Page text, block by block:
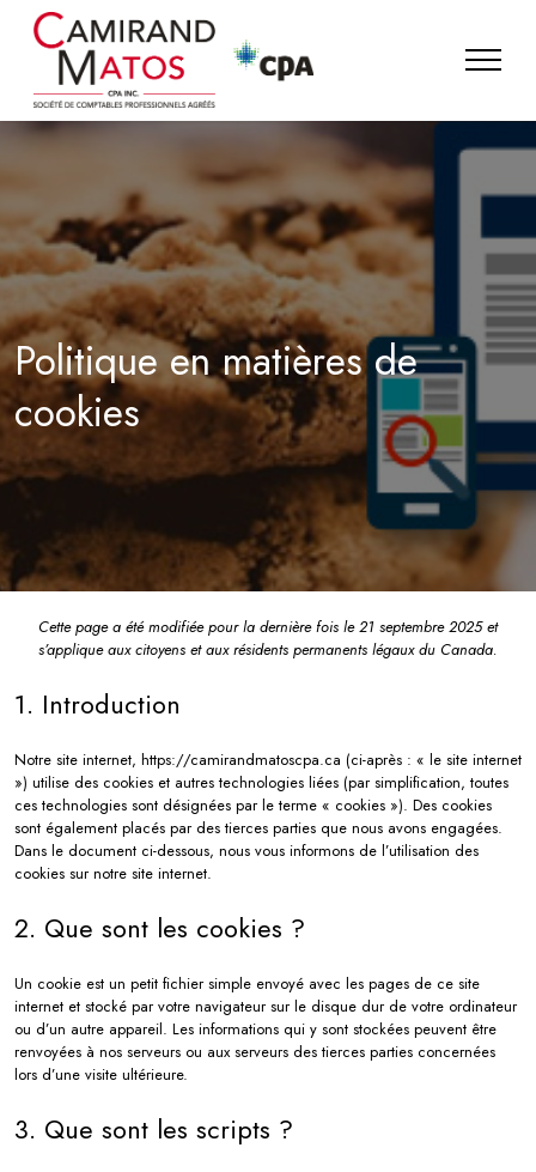
Politique en matières de
cookies
Cette page a été modifiée pour la dernière fois le 21 septembre 2025 et
s’applique aux citoyens et aux résidents permanents légaux du Canada.
1. Introduction
Notre site internet, https://camirandmatoscpa.ca (ci-après : « le site internet
») utilise des cookies et autres technologies liées (par simplification, toutes
ces technologies sont désignées par le terme « cookies »). Des cookies
sont également placés par des tierces parties que nous avons engagées.
Dans le document ci-dessous, nous vous informons de l’utilisation des
cookies sur notre site internet.
2. Que sont les cookies ?
Un cookie est un petit fichier simple envoyé avec les pages de ce site
internet et stocké par votre navigateur sur le disque dur de votre ordinateur
ou d’un autre appareil. Les informations qui y sont stockées peuvent être
renvoyées à nos serveurs ou aux serveurs des tierces parties concernées
lors d’une visite ultérieure.
3. Que sont les scripts ?